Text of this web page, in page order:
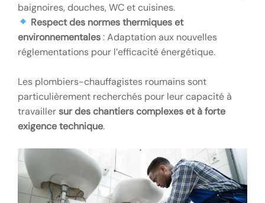
baignoires, douches, WC et cuisines.
Respect des normes thermiques et
environnementales: Adaptation aux nouvelles
réglementations pour l’efficacité énergétique.
Les plombiers-chauffagistes roumains sont
particulièrement recherchés pour leur capacité à
travaillersur des chantiers complexes et à forte
exigence technique.